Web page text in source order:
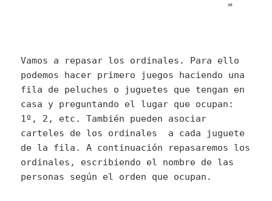
Vamos a repasar los ordinales. Para ello
podemos hacer primero juegos haciendo una
fila de peluches o juguetes que tengan en
casa y preguntando el lugar que ocupan:
1º, 2, etc. También pueden asociar
carteles de los ordinales a cada juguete
de la fila. A continuación repasaremos los
ordinales, escribiendo el nombre de las
personas según el orden que ocupan.